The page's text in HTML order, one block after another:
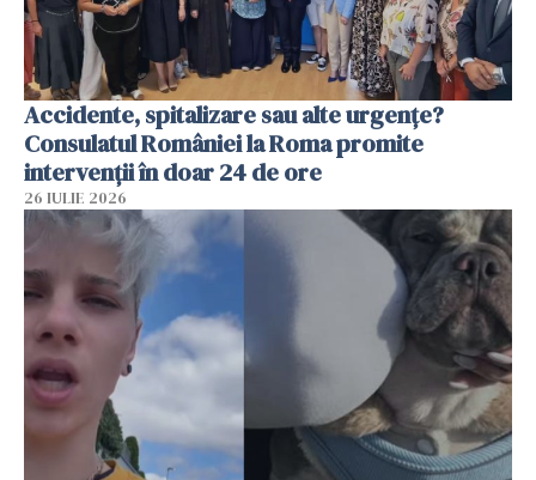
Accidente, spitalizare sau alte urgențe?
Consulatul României la Roma promite
intervenții în doar 24 de ore
26 IULIE 2026